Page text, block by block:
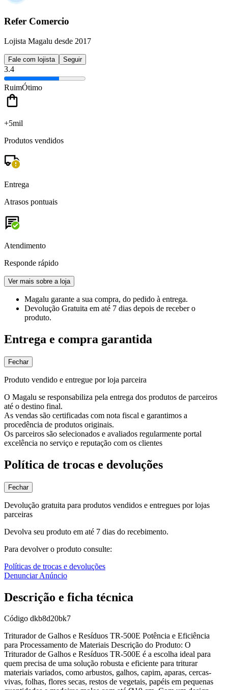
Refer Comercio
Lojista Magalu desde 2017
Fale com lojista Seguir
3.4
RuimÓtimo
+5mil
Produtos vendidos
Entrega
Atrasos pontuais
Atendimento
Responde rápido
Ver mais sobre a loja
Magalu garante a sua compra, do pedido à entrega.
Devolução Gratuita em até 7 dias depois de receber o
produto.
Entrega e compra garantida
Fechar
Produto vendido e entregue por loja parceira
O Magalu se responsabiliza pela entrega dos produtos de parceiros
até o destino final.
As vendas são certificadas com nota fiscal e garantimos a
procedência de produtos originais.
Os parceiros são selecionados e avaliados regularmente portal
excelência no serviço e reputação com os clientes
Política de trocas e devoluções
Fechar
Devolução gratuita para produtos vendidos e entregues por lojas
parceiras
Devolva seu produto em até 7 dias do recebimento.
Para devolver o produto consulte:
Políticas de trocas e devoluções
Denunciar Anúncio
Descrição e ficha técnica
Código dkb8d20bk7
Triturador de Galhos e Resíduos TR-500E Potência e Eficiência
para Processamento de Materiais Descrição do Produto: O
Triturador de Galhos e Resíduos TR-500E é a escolha ideal para
quem precisa de uma solução robusta e eficiente para triturar
materiais variados, como arbustos, galhos, capim, aparas, cercas-
vivas, folhas, flores secas, restos de vegetais, papéis em pequenas